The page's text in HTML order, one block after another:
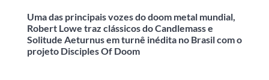
Uma das principais vozes do doom metal mundial,
Robert Lowe traz clássicos do Candlemass e
Solitude Aeturnus em turnê inédita no Brasil com o
projeto Disciples Of Doom